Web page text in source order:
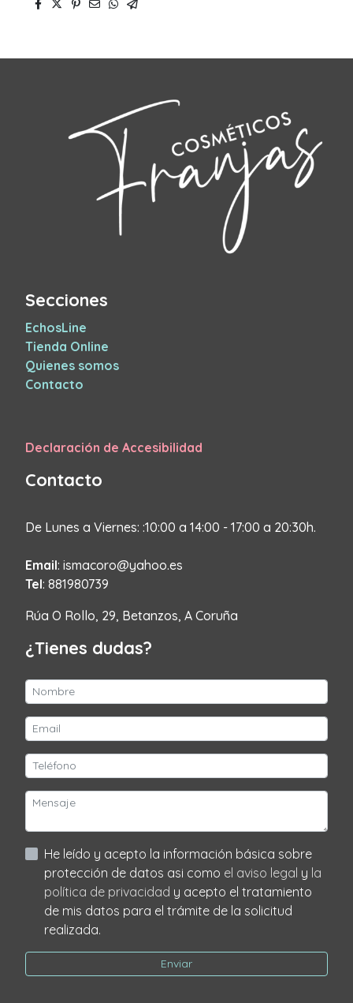
Secciones
EchosLine
Tienda Online
Quienes somos
Contacto
Declaración de Accesibilidad
Contacto
De Lunes a Viernes: :10:00 a 14:00 - 17:00 a 20:30h.
Email: ismacoro@yahoo.es
Tel: 881980739
Rúa O Rollo, 29, Betanzos, A Coruña
¿Tienes dudas?
He leído y acepto la información básica sobre
protección de datos asi como el aviso legal y la
política de privacidad y acepto el tratamiento
de mis datos para el trámite de la solicitud
realizada.
Enviar